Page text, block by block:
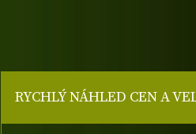
RYCHLÝ NÁHLED CEN A